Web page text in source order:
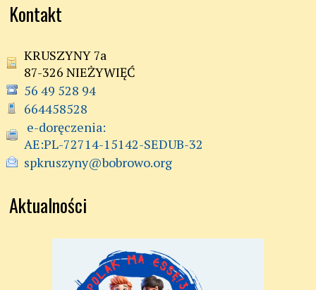
Kontakt
KRUSZYNY 7a
87-326 NIEŻYWIĘĆ
56 49 528 94
664458528
AE:PL-72714-15142-SEDUB-32
spkruszyny@bobrowo.org
Aktualności